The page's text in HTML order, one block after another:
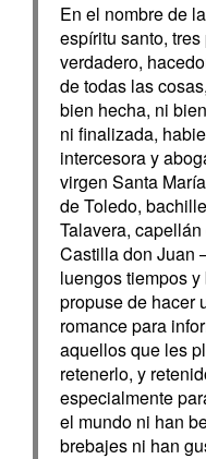
En el nombre de
espíritu santo,
verdadero,
de todas las
bien hecha, ni
ni finalizada,
intercesora y
virgen Santa
de Toledo,
Talavera,
Castilla don Juan
luengos tiempos
propuse de hacer
romance para
aquellos que les
retenerlo, y
especialmente
el mundo ni han
brebajes ni han